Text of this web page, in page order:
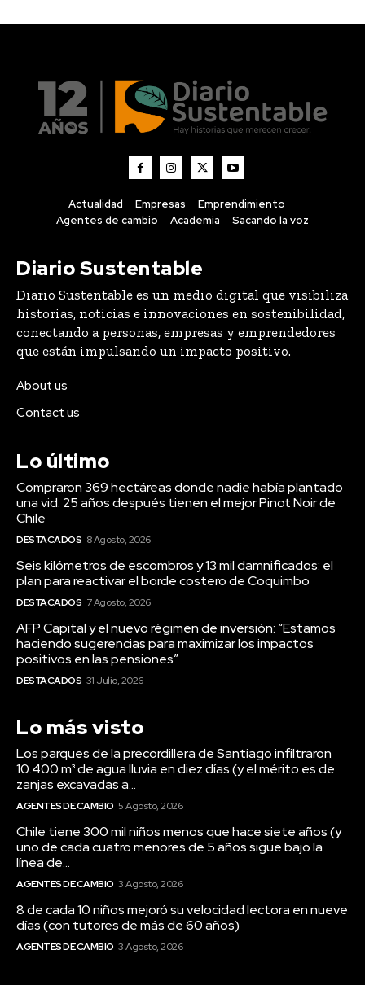
Actualidad Empresas
Emprendimiento
Academia
Diario Sustentable
Diario Sustentable es un medio digital que visibiliza
que están impulsando un impacto positivo.
About us
Contact us
Lo último
Compraron 369 hectáreas donde nadie había plantado
una vid: 25 años después tienen el mejor Pinot Noir de
DESTACADOS 8 Agosto, 2026
Seis kilómetros de escombros y 13 mil damnificados: el
plan para reactivar el borde costero de Coquimbo
DESTACADOS
AFP Capital y el nuevo régimen de inversión: “Estamos
haciendo sugerencias para maximizar los impactos
positivos en las pensiones”
DESTACADOS 31 Julio, 2026
Lo más visto
10.400 m³ de agua lluvia en diez días (y el mérito es de
AGENTES DE CAMBIO 5 Agosto, 2026
Chile tiene 300 mil niños menos que hace siete años (y
uno de cada cuatro menores de 5 años sigue bajo la
línea de...
AGENTES DE CAMBIO 3 Agosto, 2026
8 de cada 10 niños mejoró su velocidad lectora en nueve
días (con tutores de más de 60 años)
AGENTES DE CAMBIO
Mapa del sitio